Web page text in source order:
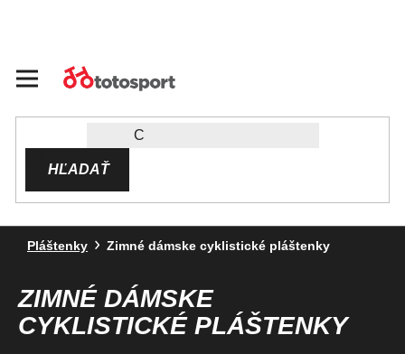
HĽADAŤ
Pláštenky Zimné dámske cyklistické pláštenky
ZIMNÉ DÁMSKE
CYKLISTICKÉ PLÁŠTENKY